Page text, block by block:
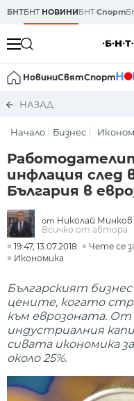
БНТБНТ НОВИНИБНТСпорт
НовиниСвятСпорт
НАЗАД
Начало Бизнес
инфлация след
България в
от Николай Минков
Всичко от автора
19:47, 13.07.2018
Чете се
Икономика
Българският
цените, когато
към еврозоната.
индустриалния
сивата икономика
около 25%.